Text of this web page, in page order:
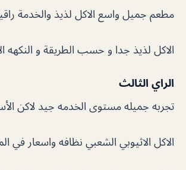
مطعم جميل واسع الاكل لذيذ والخدمة
الاكل لذيذ جدا و حسب الطريقة و النكهه
الراي الثالث
تجربه جميله مستوى الخدمه جيد لاكن
الاكل الاثيوبي الشعبي نظافه واسعار في